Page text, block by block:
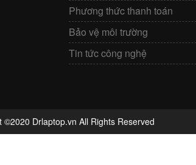
Phương thức thanh toán
Bảo vệ môi trường
Tin tức công nghệ
©2020 Drlaptop.vn All Rights Reserved